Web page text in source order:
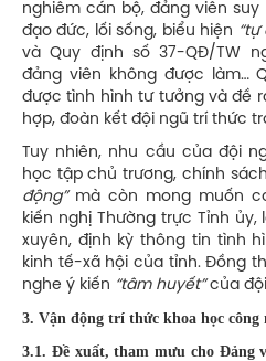
nghiêm cán bộ, đảng viên
đạo đức, lối sống, biểu hiện
và Quy định số 37-QĐ/TW
đảng viên không được làm…
được tình hình tư tưởng và đề
hợp, đoàn kết đội ngũ trí thức
Tuy nhiên, nhu cầu của đội
học tập chủ trương, chính
động”mà còn mong muốn
kiến nghị Thường trực Tỉnh ủy,
xuyên, định kỳ thông tin tình
kinh tế-xã hội của tỉnh. Đồng
nghe ý kiến “tâm huyết”của
3. Vận động trí thức khoa học công
3.1. Đề xuất, tham mưu cho Đảng